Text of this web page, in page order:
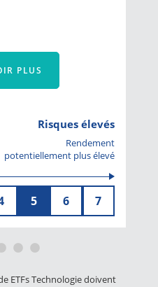
PLUS
Risques élevés
Rendement
potentiellement plus élevé
5 6 7
ETFs Technologie doivent